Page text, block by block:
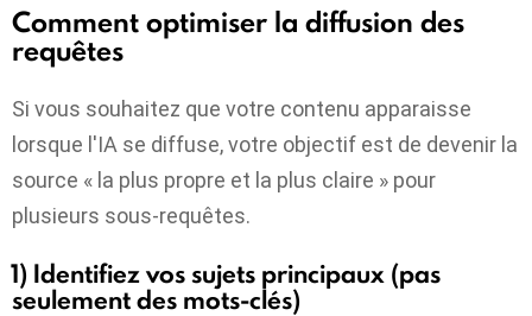
Comment optimiser la diffusion des
requêtes
Si vous souhaitez que votre contenu apparaisse
lorsque l'IA se diffuse, votre objectif est de devenir la
source « la plus propre et la plus claire » pour
plusieurs sous-requêtes.
1) Identifiez vos sujets principaux (pas
seulement des mots-clés)